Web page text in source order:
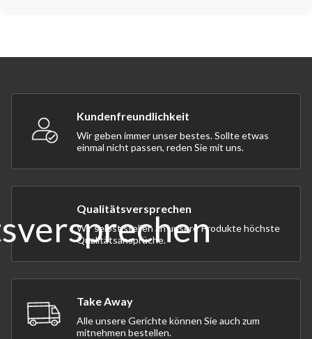
Kundenfreundlichkeit
Wir geben immer unser bestes. Sollte etwas
einmal nicht passen, reden Sie mit uns.
Qualitätsversprechen
Wir selbst stellen an unsere Produkte höchste
Qualitätsansprüche.
Take Away
Alle unsere Gerichte können Sie auch zum
mitnehmen bestellen.